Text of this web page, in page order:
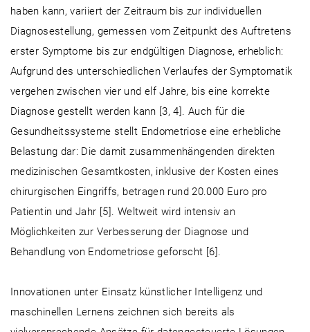
haben kann, variiert der Zeitraum bis zur individuellen
Diagnosestellung, gemessen vom Zeitpunkt des Auftretens
erster Symptome bis zur endgültigen Diagnose, erheblich:
Aufgrund des unterschiedlichen Verlaufes der Symptomatik
vergehen zwischen vier und elf Jahre, bis eine korrekte
Diagnose gestellt werden kann [3, 4]. Auch für die
Gesundheitssysteme stellt Endometriose eine erhebliche
Belastung dar: Die damit zusammenhängenden direkten
medizinischen Gesamtkosten, inklusive der Kosten eines
chirurgischen Eingriffs, betragen rund 20.000 Euro pro
Patientin und Jahr [5]. Weltweit wird intensiv an
Möglichkeiten zur Verbesserung der Diagnose und
Behandlung von Endometriose geforscht [6].
Innovationen unter Einsatz künstlicher Intelligenz und
maschinellen Lernens zeichnen sich bereits als